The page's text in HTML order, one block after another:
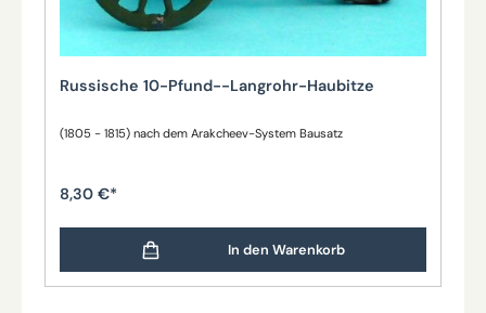
Russische 10-Pfund--Langrohr-Haubitze
(1805 - 1815) nach dem Arakcheev-System Bausatz
8,30 €*
In den Warenkorb